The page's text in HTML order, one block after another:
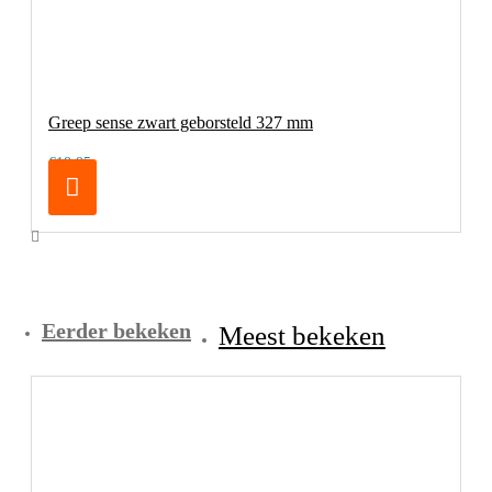
Greep sense zwart geborsteld 327 mm
€18,95
Eerder bekeken Meest bekeken